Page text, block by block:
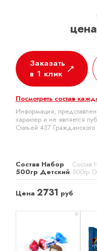
Заказать
в 1 клик
Посмотреть состав
Информация,
характер и не является
Статьей 437
Состав Набор
500гр Детский
Состав
500гр
Цена 2731 руб
x 1